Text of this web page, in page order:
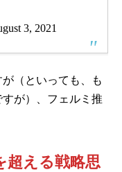
3, 2021
（といっても、も
が）、フェルミ推
超える戦略思